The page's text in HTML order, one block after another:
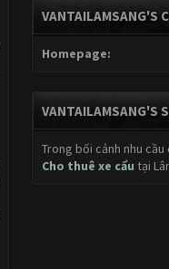
VANTAILAMSANG'S
Homepage:
VANTAILAMSANG'S
Trong bối cảnh nhu
Cho thuê xe cẩu tại